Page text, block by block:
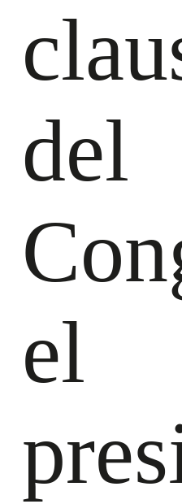
del
el